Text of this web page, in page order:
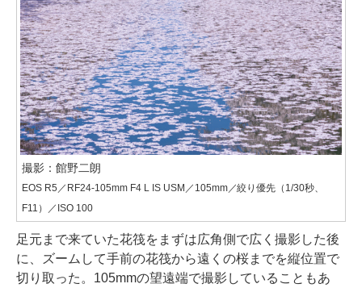
撮影：館野二朗
EOS R5／RF24-105mm F4 L IS USM／105mm／絞り優先（1/30秒、
F11）／ISO 100
足元まで来ていた花筏をまずは広角側で広く撮影した後
に、ズームして手前の花筏から遠くの桜までを縦位置で
切り取った。105mmの望遠端で撮影していることもあ